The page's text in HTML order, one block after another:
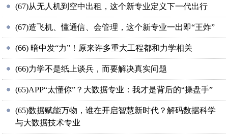
(67)从无人机到空中出租，这个新专业定义下一代出行
(67)造飞机、懂通信、会管理，这个新专业一出即“王炸”
(66) 暗中发“力”！原来许多重大工程都和力学相关
(66)力学不是纸上谈兵，而要解决真实问题
(65)APP“太懂你”？大数据专业：我才是背后的“操盘手”
(65)数据赋能万物，谁在开启智慧新时代？解码数据科学
与大数据技术专业